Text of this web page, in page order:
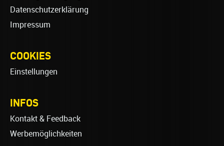
Datenschutzerklärung
Impressum
COOKIES
Einstellungen
INFOS
Kontakt & Feedback
Werbemöglichkeiten